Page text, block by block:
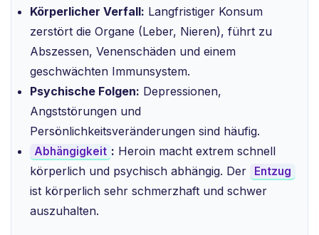
Körperlicher Verfall: Langfristiger Konsum
zerstört die Organe (Leber, Nieren), führt zu
Abszessen, Venenschäden und einem
geschwächten Immunsystem.
Psychische Folgen: Depressionen,
Angststörungen und
Persönlichkeitsveränderungen sind häufig.
Abhängigkeit : Heroin macht extrem schnell
körperlich und psychisch abhängig. Der
Entzug
ist körperlich sehr schmerzhaft und schwer
auszuhalten.